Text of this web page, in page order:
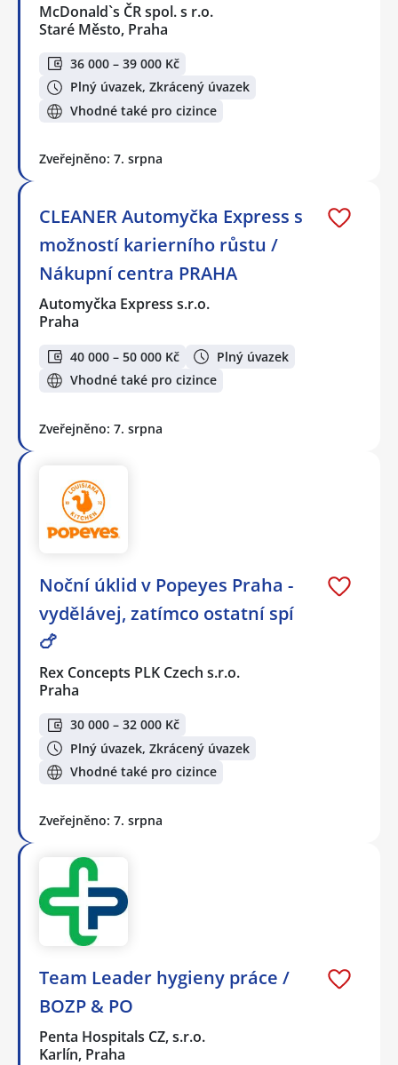
McDonald`s ČR spol. s r.o.
Staré Město, Praha
36 000 – 39 000 Kč
Plný úvazek, Zkrácený úvazek
Vhodné také pro cizince
Zveřejněno: 7. srpna
CLEANER Automyčka Express s
možností karierního růstu /
Nákupní centra PRAHA
Automyčka Express s.r.o.
Praha
40 000 – 50 000 Kč
Plný úvazek
Vhodné také pro cizince
Zveřejněno: 7. srpna
Noční úklid v Popeyes Praha -
vydělávej, zatímco ostatní spí
🍗
Rex Concepts PLK Czech s.r.o.
Praha
30 000 – 32 000 Kč
Plný úvazek, Zkrácený úvazek
Vhodné také pro cizince
Zveřejněno: 7. srpna
Team Leader hygieny práce /
BOZP & PO
Penta Hospitals CZ, s.r.o.
Karlín, Praha